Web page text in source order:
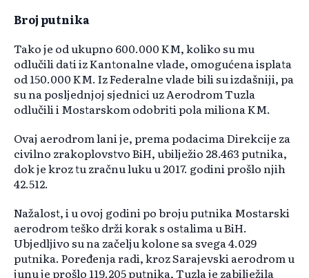
Broj putnika
Tako je od ukupno 600.000 KM, koliko su mu
odlučili dati iz Kantonalne vlade, omogućena isplata
od 150.000 KM. Iz Federalne vlade bili su izdašniji, pa
su na posljednjoj sjednici uz Aerodrom Tuzla
odlučili i Mostarskom odobriti pola miliona KM.
Ovaj aerodrom lani je, prema podacima Direkcije za
civilno zrakoplovstvo BiH, ubilježio 28.463 putnika,
dok je kroz tu zračnu luku u 2017. godini prošlo njih
42.512.
Nažalost, i u ovoj godini po broju putnika Mostarski
aerodrom teško drži korak s ostalima u BiH.
Ubjedljivo su na začelju kolone sa svega 4.029
putnika. Poređenja radi, kroz Sarajevski aerodrom u
junu je prošlo 119.205 putnika, Tuzla je zabilježila